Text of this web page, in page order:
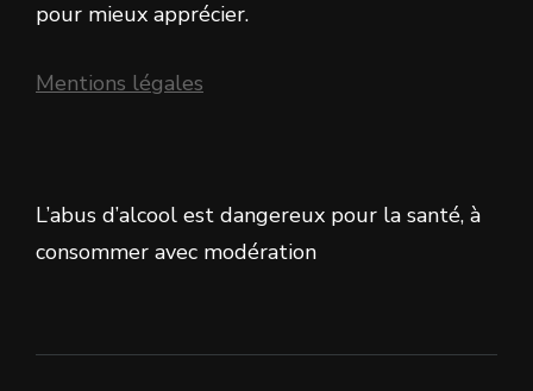
pour mieux apprécier.
Mentions légales
L’abus d’alcool est dangereux pour la santé, à
consommer avec modération